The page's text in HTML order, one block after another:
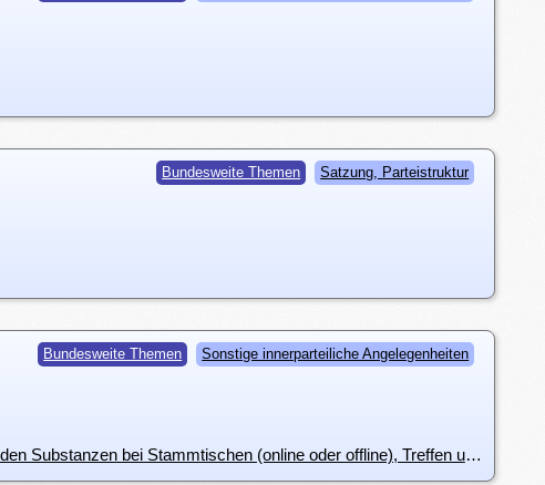
Bundesweite Themen Satzung, Parteistruktur
Bundesweite Themen Sonstige innerparteiliche Angelegenheiten
i7105: Regeln bezüglich Konsum von Alkohol, Zigaretten und sonstigen bewusstseinsverändernden Substanzen bei Stammtischen (online oder offline), Treffen und Aktionen der Piratenpartei Österreichs